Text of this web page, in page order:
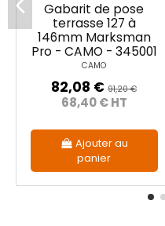
Gabarit de pose
terrasse 127 à
146mm Marksman
Pro - CAMO - 345001
CAMO
82,08 € 91,20 €
68,40 € HT
Ajouter au
panier